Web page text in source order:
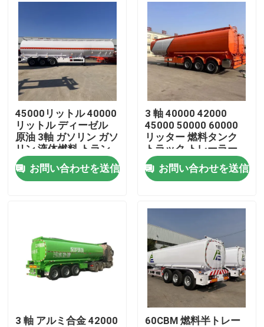
ビデオ
私達について
工場旅行
品質管理
引用を要求しなさい
中古ダンプトラック
使用されたダンプカー トラック
45000リットル 40000
リットル ディーゼル
原油 3軸 ガソリン ガソ
リン 液体燃料 トラン
カー トレーラー タン
ク 半トレーラー
お問い合わせを送信
3 軸 40000 42000
45000 50000 60000
リッター 燃料タンク
トラック トレーラー
ガソリン ガソリン デ
ィーゼル 油タンク 燃
料タンク
お問い合わせを送信
3 軸 アルミ合金 42000
60CBM 燃料半トレー